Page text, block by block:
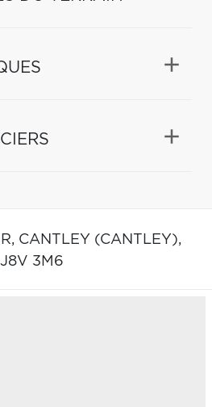
CANTLEY (CANTLEY),
J8V 3M6